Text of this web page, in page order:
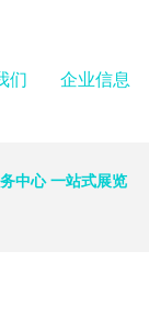
们 企业信息
中心 一站式展览